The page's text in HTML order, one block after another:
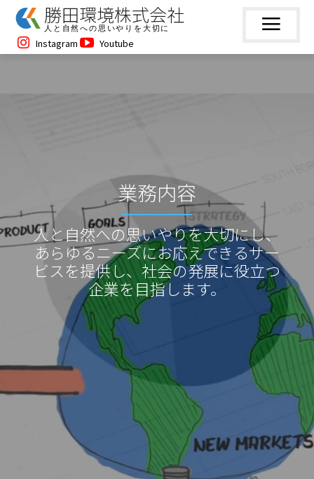
勝田環境株式会社
人と自然への思いやりを大切に
Instagram Youtube
業務内容
人と自然への思いやりを大切にし、
あらゆるニーズにお応えできるサー
ビスを提供し、社会の発展に役立つ
企業を目指します。